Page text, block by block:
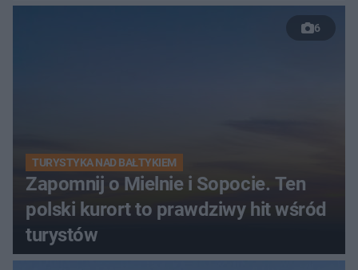
6
TURYSTYKA NAD BAŁTYKIEM
Zapomnij o Mielnie i Sopocie. Ten
polski kurort to prawdziwy hit wśród
turystów